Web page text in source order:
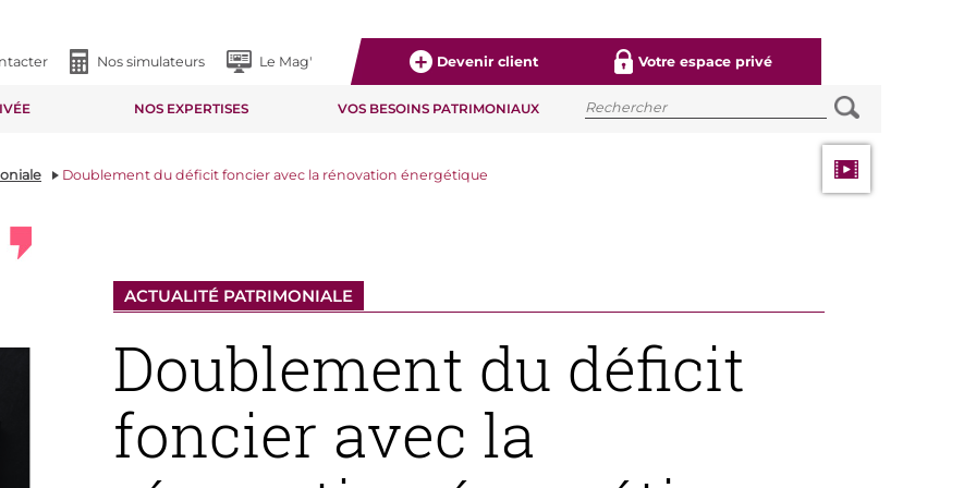
Nos simulateurs Le Mag' Devenir client Votre espace privé
NOS EXPERTISES VOS BESOINS PATRIMONIAUX
Doublement du déficit foncier avec la rénovation énergétique
ACTUALITÉ PATRIMONIALE
Doublement du déficit
foncier avec la